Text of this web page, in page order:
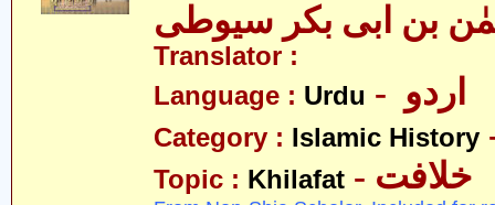
بن ابی بکر سیوطی
Translator :
Language : Urdu
Category : Islamic History
Topic : Khilafat